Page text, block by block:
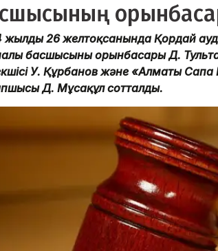
жылдың 26 желтоқсанында Қордай
басшысының орынбасары Д.
У. Құрбанов және «Алматы
Д. Мұсақұл сотталды.